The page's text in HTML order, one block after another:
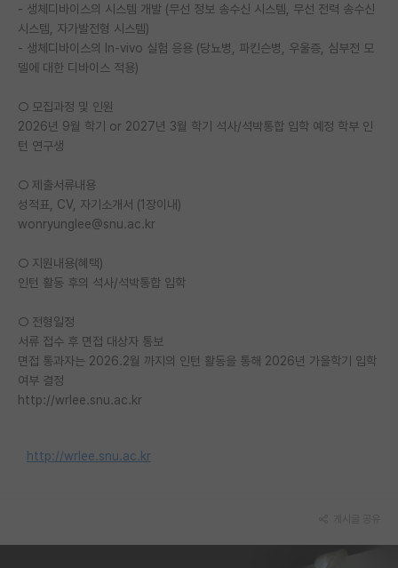
취업 게시판
임용 후기 게시판
인문사회 계열 게시판
반도체/AI 게시판
장학금/장학생 게시판
학술 정보 게시판
커리어
유학교육
반도체 아카데미
- 생체디바이스의 시스템 개발 (무선 정보 송수신 시스템, 무선 전력 송수신
시스템, 자가발전형 시스템)
- 생체디바이스의 In-vivo 실험 응용 (당뇨병, 파킨슨병, 우울증, 심부전 모
델에 대한 디바이스 적용)
○ 모집과정 및 인원
2026년 9월 학기 or 2027년 3월 학기 석사/석박통합 입학 예정 학부 인
턴 연구생
○ 제출서류내용
성적표, CV, 자기소개서 (1장이내)
wonryunglee@snu.ac.kr
○ 지원내용(혜택)
인턴 활동 후의 석사/석박통합 입학
○ 전형일정
서류 접수 후 면접 대상자 통보
면접 통과자는 2026.2월 까지의 인턴 활동을 통해 2026년 가을학기 입학
여부 결정
http://wrlee.snu.ac.kr
http://wrlee.snu.ac.kr